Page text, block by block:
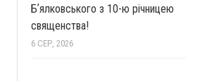
Бʼялковського з 10-ю річницею
священства!
6 СЕР, 2026